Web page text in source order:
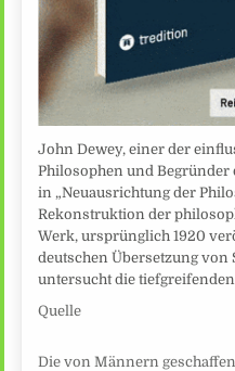
John Dewey, einer der
Philosophen und
in „Neuausrichtung der
Rekonstruktion der
Werk, ursprünglich 1920
deutschen Übersetzung von
untersucht die
Quelle
Die von Männern